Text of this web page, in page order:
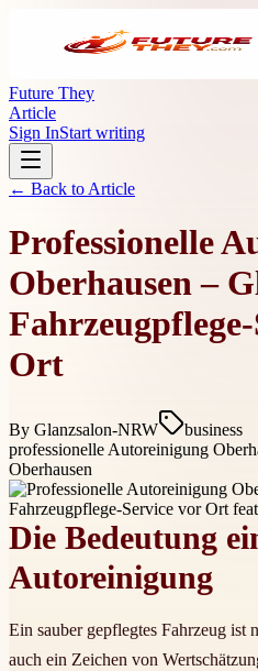
Future They
Article
Sign InStart writing
← Back to Article
Professionelle
Oberhausen –
Ort
By Glanzsalon-NRW
business
professionelle Autoreinigung
Oberhausen
Die Bedeutung
Autoreinigung
Ein sauber gepflegtes Fahrzeug
auch ein Zeichen von